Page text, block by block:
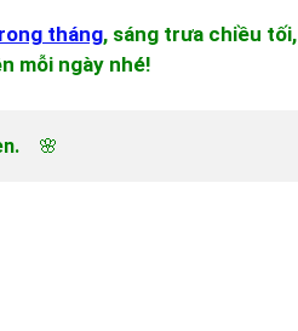
tháng, sáng trưa chiều tối,
mỗi ngày nhé!
🌸